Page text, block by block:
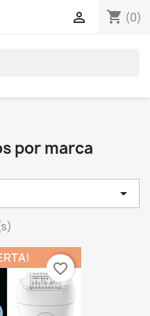
shopping_cart (0)

por marca

favorite_border